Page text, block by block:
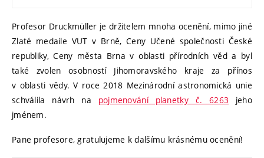
Profesor Druckmüller je držitelem mnoha ocenění, mimo jiné
Zlaté medaile VUT v Brně, Ceny Učené společnosti České
republiky, Ceny města Brna v oblasti přírodních věd a byl
také zvolen osobností Jihomoravského kraje za přínos
v oblasti vědy. V roce 2018 Mezinárodní astronomická unie
schválila návrh na pojmenování planetky č. 6263 jeho
jménem.
Pane profesore, gratulujeme k dalšímu krásnému ocenění!